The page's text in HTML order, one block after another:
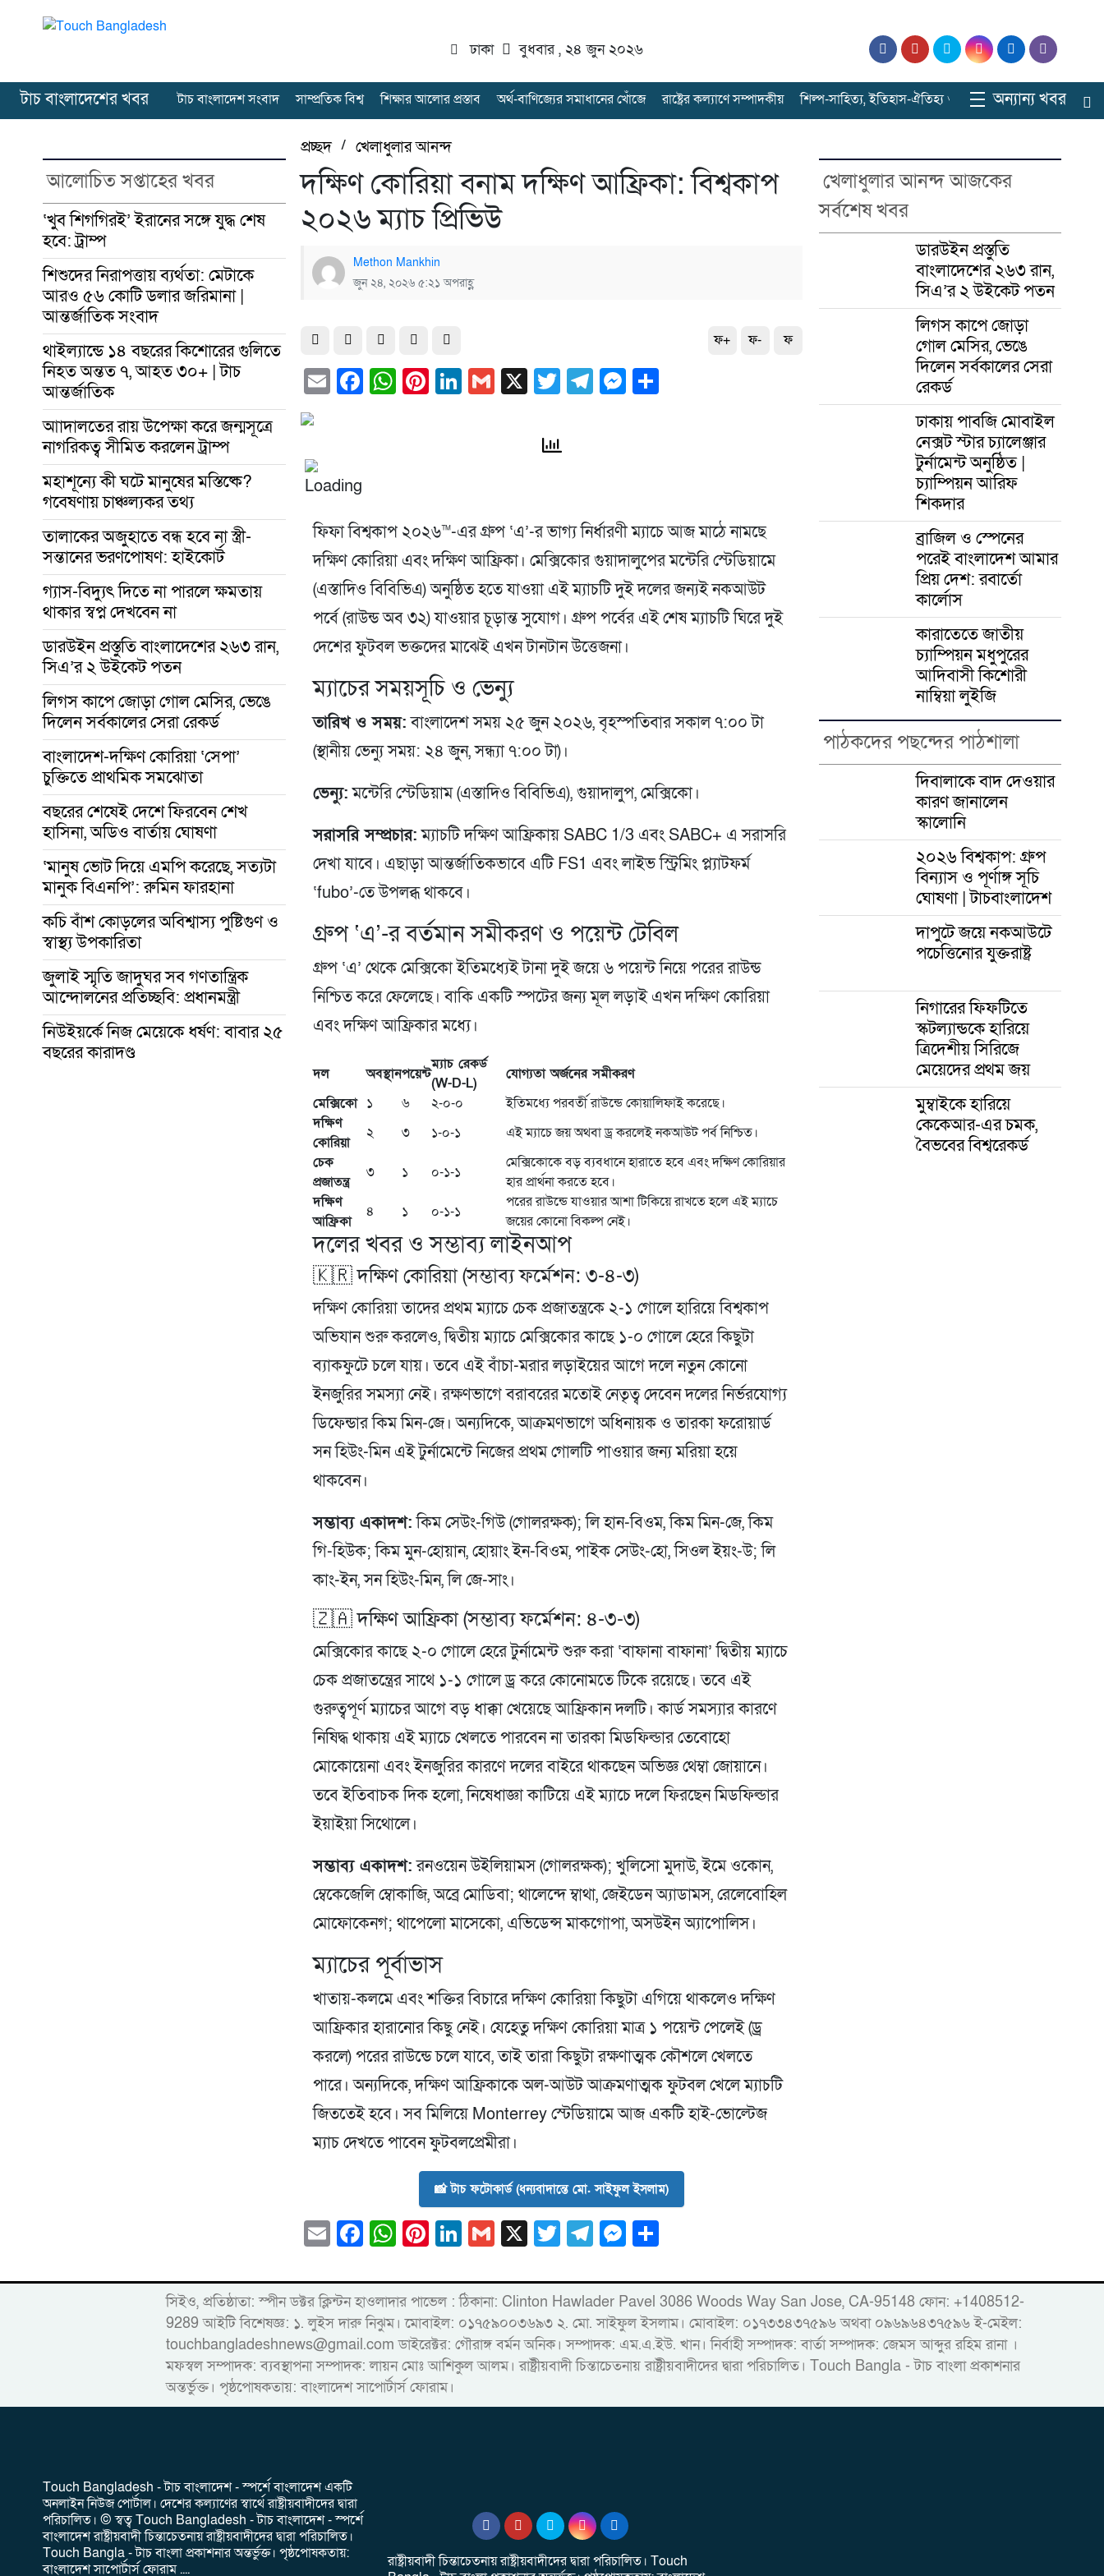
ঢাকা বুধবার , ২৪ জুন ২০২৬
টাচ বাংলাদেশের খবর টাচ বাংলাদেশ সংবাদ সাম্প্রতিক বিশ্ব শিক্ষার আলোর প্রস্তাব অর্থ-বাণিজ্যের সমাধানের খোঁজে রাষ্ট্রের কল্যাণে সম্পাদকীয় শিল্প-সাহিত্য, ইতিহাস-ঐতিহ্য ও বিনোদনের ঠিকানা
অন্যান্য খবর
আলোচিত সপ্তাহের খবর
‘খুব শিগগিরই’ ইরানের সঙ্গে যুদ্ধ শেষ
হবে: ট্রাম্প
শিশুদের নিরাপত্তায় ব্যর্থতা: মেটাকে
আরও ৫৬ কোটি ডলার জরিমানা |
আন্তর্জাতিক সংবাদ
থাইল্যান্ডে ১৪ বছরের কিশোরের গুলিতে
নিহত অন্তত ৭, আহত ৩০+ | টাচ
আন্তর্জাতিক
আাদালতের রায় উপেক্ষা করে জন্মসূত্রে
নাগরিকত্ব সীমিত করলেন ট্রাম্প
মহাশূন্যে কী ঘটে মানুষের মস্তিষ্কে?
গবেষণায় চাঞ্চল্যকর তথ্য
তালাকের অজুহাতে বন্ধ হবে না স্ত্রী-
সন্তানের ভরণপোষণ: হাইকোর্ট
গ্যাস-বিদ্যুৎ দিতে না পারলে ক্ষমতায়
থাকার স্বপ্ন দেখবেন না
ডারউইন প্রস্তুতি বাংলাদেশের ২৬৩ রান,
সিএ’র ২ উইকেট পতন
লিগস কাপে জোড়া গোল মেসির, ভেঙে
দিলেন সর্বকালের সেরা রেকর্ড
বাংলাদেশ-দক্ষিণ কোরিয়া ‘সেপা’
চুক্তিতে প্রাথমিক সমঝোতা
বছরের শেষেই দেশে ফিরবেন শেখ
হাসিনা, অডিও বার্তায় ঘোষণা
‘মানুষ ভোট দিয়ে এমপি করেছে, সত্যটা
মানুক বিএনপি’: রুমিন ফারহানা
কচি বাঁশ কোড়লের অবিশ্বাস্য পুষ্টিগুণ ও
স্বাস্থ্য উপকারিতা
জুলাই স্মৃতি জাদুঘর সব গণতান্ত্রিক
আন্দোলনের প্রতিচ্ছবি: প্রধানমন্ত্রী
নিউইয়র্কে নিজ মেয়েকে ধর্ষণ: বাবার ২৫
বছরের কারাদণ্ড
প্রচ্ছদ/খেলাধুলার আনন্দ
দক্ষিণ কোরিয়া বনাম দক্ষিণ আফ্রিকা: বিশ্বকাপ
২০২৬ ম্যাচ প্রিভিউ
Methon Mankhin
জুন ২৪, ২০২৬ ৫:২১ অপরাহ্ণ
ফ+ ফ- ফ
EmailFacebook
WhatsApp
Pinterest
LinkedIn
Gmail
X Twitter
Telegram
Messenger
ফিফা বিশ্বকাপ ২০২৬™-এর গ্রুপ ‘এ’-র ভাগ্য নির্ধারণী ম্যাচে আজ মাঠে নামছে
দক্ষিণ কোরিয়া এবং দক্ষিণ আফ্রিকা। মেক্সিকোর গুয়াদালুপের মন্টেরি স্টেডিয়ামে
(এস্তাদিও বিবিভিএ) অনুষ্ঠিত হতে যাওয়া এই ম্যাচটি দুই দলের জন্যই নকআউট
পর্বে (রাউন্ড অব ৩২) যাওয়ার চূড়ান্ত সুযোগ। গ্রুপ পর্বের এই শেষ ম্যাচটি ঘিরে দুই
দেশের ফুটবল ভক্তদের মাঝেই এখন টানটান উত্তেজনা।
ম্যাচের সময়সূচি ও ভেন্যু
তারিখ ও সময়:বাংলাদেশ সময় ২৫ জুন ২০২৬, বৃহস্পতিবার সকাল ৭:০০ টা
(স্থানীয় ভেন্যু সময়: ২৪ জুন, সন্ধ্যা ৭:০০ টা)।
ভেন্যু:মন্টেরি স্টেডিয়াম (এস্তাদিও বিবিভিএ), গুয়াদালুপ, মেক্সিকো।
সরাসরি সম্প্রচার:ম্যাচটি দক্ষিণ আফ্রিকায় SABC 1/3 এবং SABC+ এ সরাসরি
দেখা যাবে। এছাড়া আন্তর্জাতিকভাবে এটি FS1 এবং লাইভ স্ট্রিমিং প্ল্যাটফর্ম
‘fubo’-তে উপলব্ধ থাকবে।
গ্রুপ ‘এ’-র বর্তমান সমীকরণ ও পয়েন্ট টেবিল
গ্রুপ ‘এ’ থেকে মেক্সিকো ইতিমধ্যেই টানা দুই জয়ে ৬ পয়েন্ট নিয়ে পরের রাউন্ড
নিশ্চিত করে ফেলেছে। বাকি একটি স্পটের জন্য মূল লড়াই এখন দক্ষিণ কোরিয়া
এবং দক্ষিণ আফ্রিকার মধ্যে।
দল অবস্থানপয়েন্ট
ম্যাচ রেকর্ড
(W-D-L)
যোগ্যতা অর্জনের সমীকরণ
মেক্সিকো ১ ৬ ২-০-০
ইতিমধ্যে পরবর্তী রাউন্ডে কোয়ালিফাই করেছে।
দক্ষিণ
কোরিয়া
২ ৩ ১-০-১
এই ম্যাচে জয় অথবা ড্র করলেই নকআউট পর্ব নিশ্চিত।
চেক
প্রজাতন্ত্র
৩ ১ ০-১-১
মেক্সিকোকে বড় ব্যবধানে হারাতে হবে এবং দক্ষিণ কোরিয়ার
হার প্রার্থনা করতে হবে।
দক্ষিণ
আফ্রিকা
৪ ১ ০-১-১
পরের রাউন্ডে যাওয়ার আশা টিকিয়ে রাখতে হলে এই ম্যাচে
জয়ের কোনো বিকল্প নেই।
দলের খবর ও সম্ভাব্য লাইনআপ
🇰🇷 দক্ষিণ কোরিয়া (সম্ভাব্য ফর্মেশন: ৩-৪-৩)
দক্ষিণ কোরিয়া তাদের প্রথম ম্যাচে চেক প্রজাতন্ত্রকে ২-১ গোলে হারিয়ে বিশ্বকাপ
অভিযান শুরু করলেও, দ্বিতীয় ম্যাচে মেক্সিকোর কাছে ১-০ গোলে হেরে কিছুটা
ব্যাকফুটে চলে যায়। তবে এই বাঁচা-মরার লড়াইয়ের আগে দলে নতুন কোনো
ইনজুরির সমস্যা নেই। রক্ষণভাগে বরাবরের মতোই নেতৃত্ব দেবেন দলের নির্ভরযোগ্য
ডিফেন্ডার কিম মিন-জে। অন্যদিকে, আক্রমণভাগে অধিনায়ক ও তারকা ফরোয়ার্ড
সন হিউং-মিন এই টুর্নামেন্টে নিজের প্রথম গোলটি পাওয়ার জন্য মরিয়া হয়ে
থাকবেন।
সম্ভাব্য একাদশ:কিম সেউং-গিউ (গোলরক্ষক); লি হান-বিওম, কিম মিন-জে, কিম
গি-হিউক; কিম মুন-হোয়ান, হোয়াং ইন-বিওম, পাইক সেউং-হো, সিওল ইয়ং-উ; লি
কাং-ইন, সন হিউং-মিন, লি জে-সাং।
🇿🇦 দক্ষিণ আফ্রিকা (সম্ভাব্য ফর্মেশন: ৪-৩-৩)
মেক্সিকোর কাছে ২-০ গোলে হেরে টুর্নামেন্ট শুরু করা ‘বাফানা বাফানা’ দ্বিতীয় ম্যাচে
চেক প্রজাতন্ত্রের সাথে ১-১ গোলে ড্র করে কোনোমতে টিকে রয়েছে। তবে এই
গুরুত্বপূর্ণ ম্যাচের আগে বড় ধাক্কা খেয়েছে আফ্রিকান দলটি। কার্ড সমস্যার কারণে
নিষিদ্ধ থাকায় এই ম্যাচে খেলতে পারবেন না তারকা মিডফিল্ডার তেবোহো
মোকোয়েনা এবং ইনজুরির কারণে দলের বাইরে থাকছেন অভিজ্ঞ থেম্বা জোয়ানে।
তবে ইতিবাচক দিক হলো, নিষেধাজ্ঞা কাটিয়ে এই ম্যাচে দলে ফিরছেন মিডফিল্ডার
ইয়াইয়া সিথোলে।
সম্ভাব্য একাদশ:রনওয়েন উইলিয়ামস (গোলরক্ষক); খুলিসো মুদাউ, ইমে ওকোন,
ম্বেকেজেলি ম্বোকাজি, অব্রে মোডিবা; থালেন্দে ম্বাথা, জেইডেন অ্যাডামস, রেলেবোহিল
মোফোকেনগ; থাপেলো মাসেকো, এভিডেন্স মাকগোপা, অসউইন অ্যাপোলিস।
ম্যাচের পূর্বাভাস
খাতায়-কলমে এবং শক্তির বিচারে দক্ষিণ কোরিয়া কিছুটা এগিয়ে থাকলেও দক্ষিণ
আফ্রিকার হারানোর কিছু নেই। যেহেতু দক্ষিণ কোরিয়া মাত্র ১ পয়েন্ট পেলেই (ড্র
করলে) পরের রাউন্ডে চলে যাবে, তাই তারা কিছুটা রক্ষণাত্মক কৌশলে খেলতে
পারে। অন্যদিকে, দক্ষিণ আফ্রিকাকে অল-আউট আক্রমণাত্মক ফুটবল খেলে ম্যাচটি
জিততেই হবে। সব মিলিয়ে Monterrey স্টেডিয়ামে আজ একটি হাই-ভোল্টেজ
ম্যাচ দেখতে পাবেন ফুটবলপ্রেমীরা।
📸 টাচ ফটোকার্ড (ধন্যবাদান্তে মো. সাইফুল ইসলাম)
EmailFacebook
WhatsApp
Pinterest
LinkedIn
Gmail
X Twitter
Telegram
Messenger
খেলাধুলার আনন্দ আজকের
সর্বশেষ খবর
ডারউইন প্রস্তুতি
বাংলাদেশের ২৬৩ রান,
সিএ’র ২ উইকেট পতন
লিগস কাপে জোড়া
গোল মেসির, ভেঙে
দিলেন সর্বকালের সেরা
রেকর্ড
ঢাকায় পাবজি মোবাইল
নেক্সট স্টার চ্যালেঞ্জার
টুর্নামেন্ট অনুষ্ঠিত |
চ্যাম্পিয়ন আরিফ
শিকদার
ব্রাজিল ও স্পেনের
পরেই বাংলাদেশ আমার
প্রিয় দেশ: রবার্তো
কার্লোস
কারাতেতে জাতীয়
চ্যাম্পিয়ন মধুপুরের
আদিবাসী কিশোরী
নাম্বিয়া লুইজি
পাঠকদের পছন্দের পাঠশালা
দিবালাকে বাদ দেওয়ার
কারণ জানালেন
স্কালোনি
২০২৬ বিশ্বকাপ: গ্রুপ
বিন্যাস ও পূর্ণাঙ্গ সূচি
ঘোষণা | টাচবাংলাদেশ
দাপুটে জয়ে নকআউটে
পচেত্তিনোর যুক্তরাষ্ট্র
নিগারের ফিফটিতে
স্কটল্যান্ডকে হারিয়ে
ত্রিদেশীয় সিরিজে
মেয়েদের প্রথম জয়
মুম্বাইকে হারিয়ে
কেকেআর-এর চমক,
বৈভবের বিশ্বরেকর্ড
সিইও, প্রতিষ্ঠাতা: স্পীন ডক্টর ক্লিন্টন হাওলাদার পাভেল : ঠিকানা: Clinton Hawlader Pavel 3086 Woods Way San Jose, CA-95148 ফোন: +1408512-
9289 আইটি বিশেষজ্ঞ: ১. লুইস দারু নিঝুম। ‎মোবাইল: ০১৭৫৯০০৩৬৯৩ ২. মো. সাইফুল ইসলাম। মোবাইল: ০১৭৩৩৪৩৭৫৯৬ অথবা ০৯৬৯৬৪৩৭৫৯৬ ই-মেইল:
touchbangladeshnews@gmail.com ডাইরেক্টর: গৌরাঙ্গ বর্মন অনিক। সম্পাদক: এম.এ.ইউ. খান। নির্বাহী সম্পাদক: বার্তা সম্পাদক: জেমস আব্দুর রহিম রানা ।
মফস্বল সম্পাদক: ব্যবস্থাপনা সম্পাদক: লায়ন মোঃ আশিকুল আলম। রাষ্ট্রীয়বাদী চিন্তাচেতনায় রাষ্ট্রীয়বাদীদের দ্বারা পরিচালিত। Touch Bangla - টাচ বাংলা প্রকাশনার
অন্তর্ভুক্ত। পৃষ্ঠপোষকতায়: বাংলাদেশ সাপোর্টার্স ফোরাম।
‎Touch Bangladesh - টাচ বাংলাদেশ - স্পর্শে বাংলাদেশ একটি
অনলাইন নিউজ পোর্টাল। দেশের কল্যাণের স্বার্থে রাষ্ট্রীয়বাদীদের দ্বারা
পরিচালিত। ‎© স্বত্ব Touch Bangladesh - টাচ বাংলাদেশ - স্পর্শে
বাংলাদেশ রাষ্ট্রীয়বাদী চিন্তাচেতনায় রাষ্ট্রীয়বাদীদের দ্বারা পরিচালিত।
Touch Bangla - টাচ বাংলা প্রকাশনার অন্তর্ভুক্ত। পৃষ্ঠপোষকতায়:
বাংলাদেশ সাপোর্টার্স ফোরাম ....
রাষ্ট্রীয়বাদী চিন্তাচেতনায় রাষ্ট্রীয়বাদীদের দ্বারা পরিচালিত। Touch